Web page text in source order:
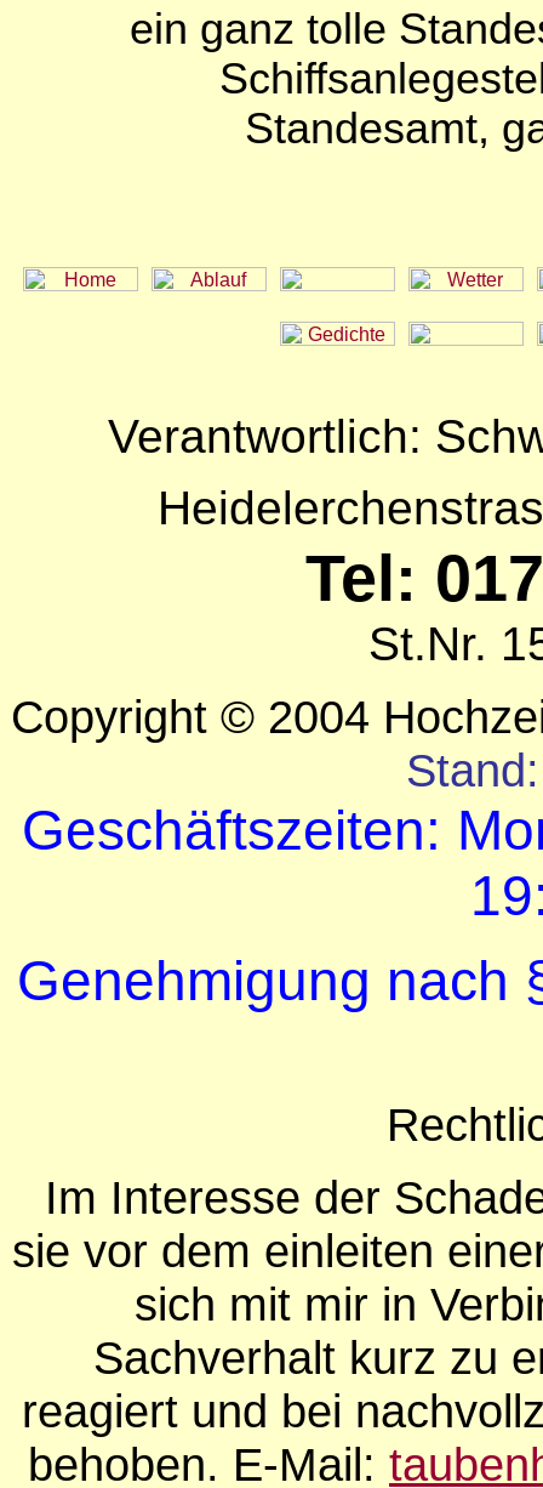
ein ganz tolle
Standesamt,
Verantwortlich:
Tel:
St.Nr.
Copyright © 2004
Geschäftszeiten:
Genehmigung nach
Im Interesse der
sie vor dem einleiten
sich mit mir in
Sachverhalt kurz zu
reagiert und bei
behoben. E-Mail: